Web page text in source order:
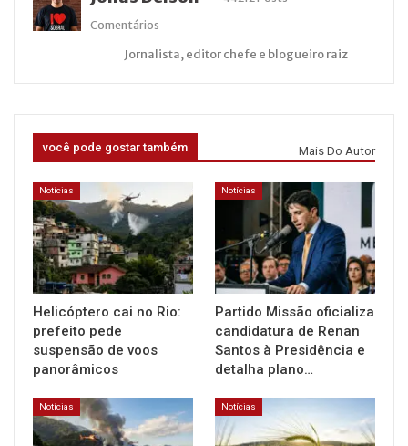
Comentários
Jornalista, editor chefe e blogueiro raiz
você pode gostar também Mais Do Autor
Notícias
Helicóptero cai no Rio:
prefeito pede
suspensão de voos
panorâmicos
Notícias
Partido Missão oficializa
candidatura de Renan
Santos à Presidência e
detalha plano…
Notícias Notícias